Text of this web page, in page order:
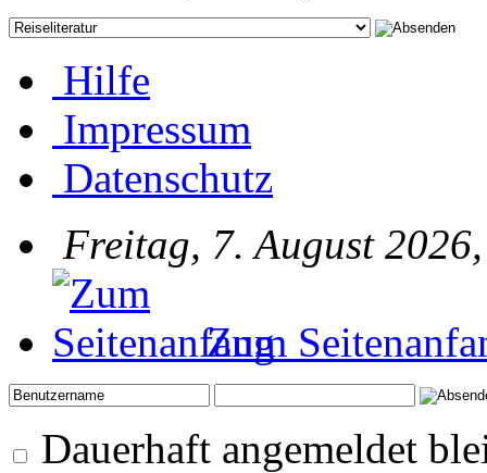
Hilfe
Impressum
Datenschutz
Freitag, 7. August
Zum
Dauerhaft angemeldet